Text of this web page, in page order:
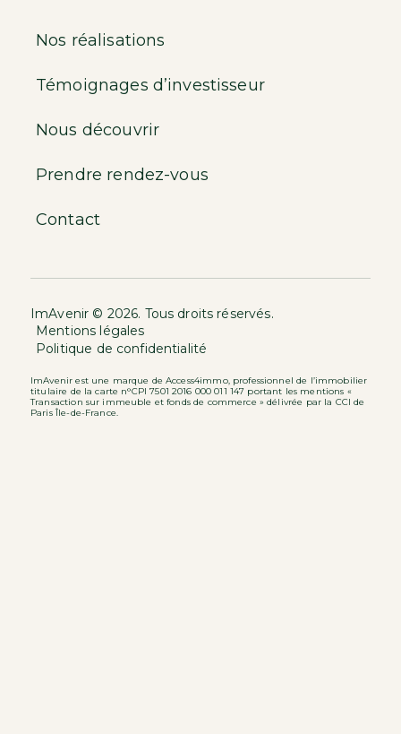
Nos réalisations
Témoignages d’investisseur
Nous découvrir
Prendre rendez-vous
Contact
ImAvenir © 2026. Tous droits réservés.
Mentions légales
Politique de confidentialité
ImAvenir est une marque de Access4immo, professionnel de l’immobilier
titulaire de la carte n°CPI 7501 2016 000 011 147 portant les mentions «
Transaction sur immeuble et fonds de commerce » délivrée par la CCI de
Paris Île-de-France.